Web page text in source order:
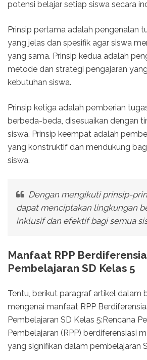
potensi belajar setiap siswa secara
Prinsip pertama adalah pengenalan
yang jelas dan spesifik agar siswa
yang sama. Prinsip kedua adalah
metode dan strategi pengajaran
kebutuhan siswa.
Prinsip ketiga adalah pemberian
berbeda-beda, disesuaikan dengan
siswa. Prinsip keempat adalah
yang konstruktif dan mendukung
siswa.
Dengan mengikuti prinsip-
dapat menciptakan lingkungan
inklusif dan efektif bagi semua
Manfaat RPP
Pembelajaran SD Kelas 5
Tentu, berikut paragraf artikel dalam
mengenai manfaat RPP
Pembelajaran SD Kelas 5:Rencana
Pembelajaran (RPP) berdiferensiasi
yang signifikan dalam pembelajaran